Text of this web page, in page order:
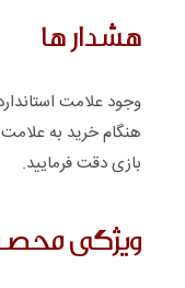
هشدار ها
وجود علامت
هنگام خرید به
بازی دقت فرمایید.
ویژگی